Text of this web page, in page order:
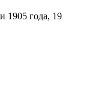
1905 года, 19